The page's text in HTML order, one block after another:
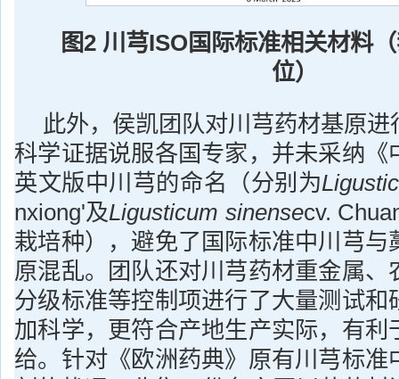
图2 川芎ISO国际标准相关材料
位）
此外，侯凯团队对川芎药材基原
科学证据说服各国专家，并未采纳《
英文版中川芎的命名（分别为
nxiong'及Ligusticum sinensecv.
栽培种），避免了国际标准中川芎与
原混乱。团队还对川芎药材重金属、
分级标准等控制项进行了大量测试和
加科学，更符合产地生产实际，有利
给。针对《欧洲药典》原有川芎标准